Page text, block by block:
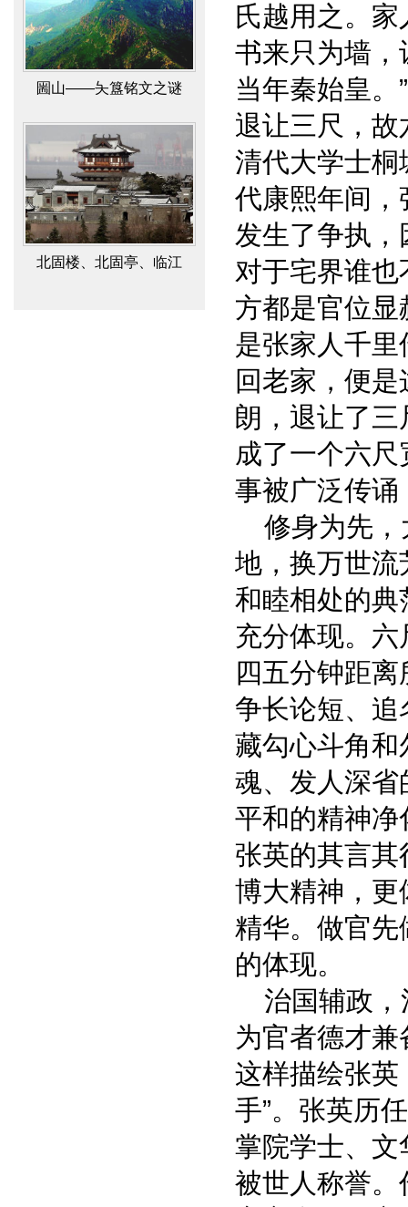
圌山——夨簋铭文之谜
北固楼、北固亭、临江
亭、多景楼辨
氏越用之。家
书来只为墙
当年秦始皇。
退让三尺，
清代大学士
代康熙年间
发生了争执
对于宅界谁
方都是官位
是张家人千
回老家，便
朗，退让了
成了一个六
事被广泛传
修身为先，
地，换万世
和睦相处的
充分体现。
四五分钟距
争长论短、
藏勾心斗角
魂、发人深
平和的精神
张英的其言
博大精神，
精华。做官
的体现。
治国辅政，
为官者德才
这样描绘张英
手”。张英历
掌院学士、
被世人称誉